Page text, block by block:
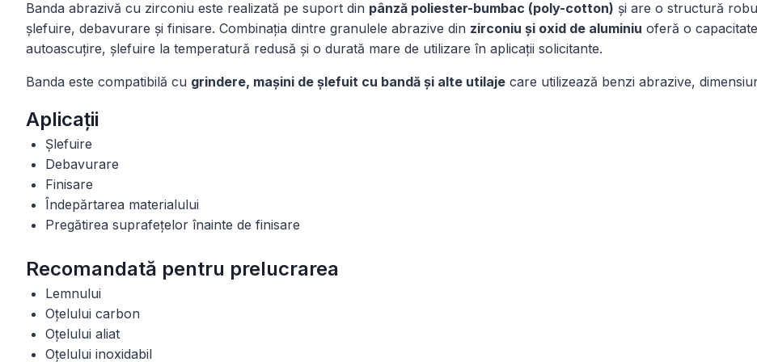
Banda abrazivă cu zirconiu este realizată pe suport din pânză poliester-bumbac (poly-cotton) și are o structură
șlefuire, debavurare și finisare. Combinația dintre granulele abrazive din zirconiu și oxid de aluminiu oferă o
autoascuțire, șlefuire la temperatură redusă și o durată mare de utilizare în aplicații solicitante.
Banda este compatibilă cu grindere, mașini de șlefuit cu bandă și alte utilaje care utilizează benzi abrazive,
Aplicații
Șlefuire
Debavurare
Finisare
Îndepărtarea materialului
Pregătirea suprafețelor înainte de finisare
Recomandată pentru prelucrarea
Lemnului
Oțelului carbon
Oțelului aliat
Oțelului inoxidabil